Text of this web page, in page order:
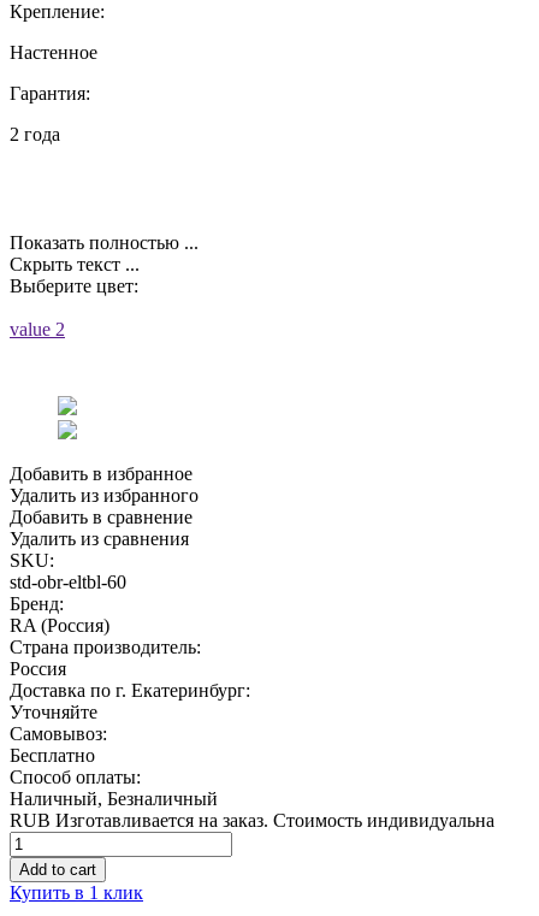
Крепление:
Настенное
Гарантия:
2 года
Показать полностью ...
Скрыть текст ...
Выберите цвет:
value 2
Добавить в избранное
Удалить из избранного
Добавить в сравнение
Удалить из сравнения
SKU:
std-obr-eltbl-60
Бренд:
RA (Россия)
Страна производитель:
Россия
Доставка по г. Екатеринбург:
Уточняйте
Самовывоз:
Бесплатно
Способ оплаты:
Наличный, Безналичный
RUB Изготавливается на заказ. Стоимость индивидуальна
Quantity
Add to cart
Купить в 1 клик